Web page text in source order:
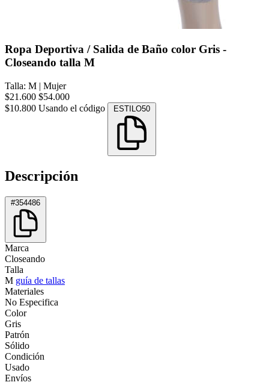
Ropa Deportiva / Salida de Baño color Gris -
Closeando talla M
Talla: M | Mujer
$21.600 $54.000
$10.800 Usando el código ESTILO50
Descripción
#354486
Marca
Closeando
Talla
M guía de tallas
Materiales
No Especifica
Color
Gris
Patrón
Sólido
Condición
Usado
Envíos